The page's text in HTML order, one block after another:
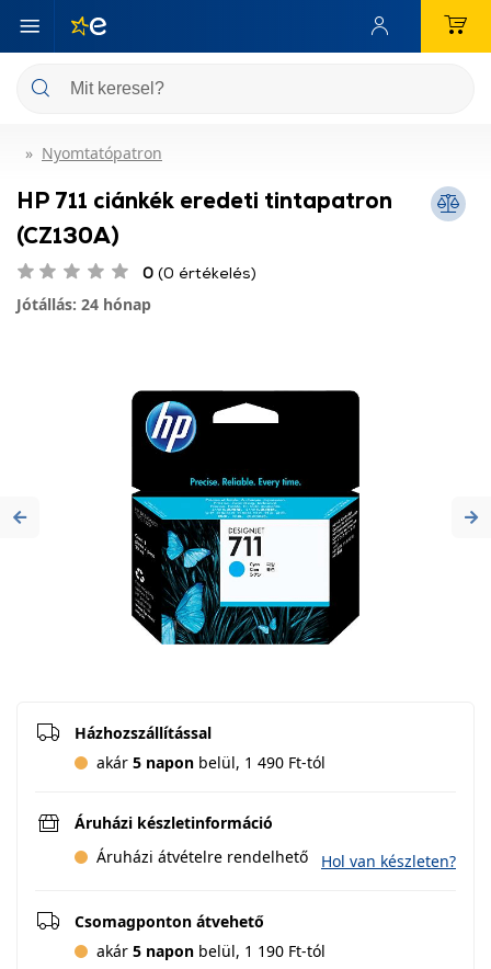
Nyomtatópatron
HP 711 ciánkék eredeti tintapatron
(CZ130A)
0 (0 értékelés)
Jótállás: 24 hónap
Previous
Házhozszállítással
akár 5 napon belül, 1 490 Ft-tól
Áruházi készletinformáció
Áruházi átvételre rendelhető
Hol van készleten?
Csomagponton átvehető
akár 5 napon belül, 1 190 Ft-tól